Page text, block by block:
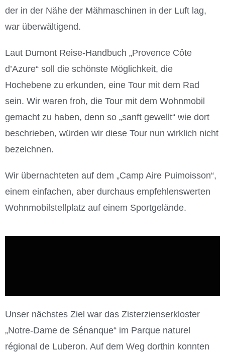
der in der Nähe der Mähmaschinen in der Luft lag,
war überwältigend.
Laut Dumont Reise-Handbuch „Provence Côte
d’Azure“ soll die schönste Möglichkeit, die
Hochebene zu erkunden, eine Tour mit dem Rad
sein. Wir waren froh, die Tour mit dem Wohnmobil
gemacht zu haben, denn so „sanft gewellt“ wie dort
beschrieben, würden wir diese Tour nun wirklich nicht
bezeichnen.
Wir übernachteten auf dem „Camp Aire Puimoisson“,
einem einfachen, aber durchaus empfehlenswerten
Wohnmobilstellplatz auf einem Sportgelände.
Unser nächstes Ziel war das Zisterzienserkloster
„Notre-Dame de Sénanque“ im Parque naturel
régional de Luberon. Auf dem Weg dorthin konnten